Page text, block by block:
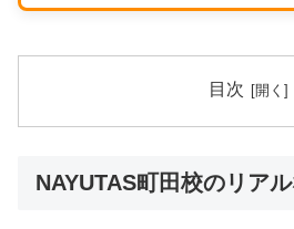
目次
NAYUTAS町田校のリア